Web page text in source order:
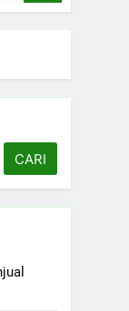
CARI